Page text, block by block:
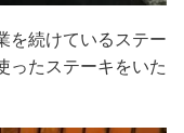
を続けているステー
ったステーキをいた